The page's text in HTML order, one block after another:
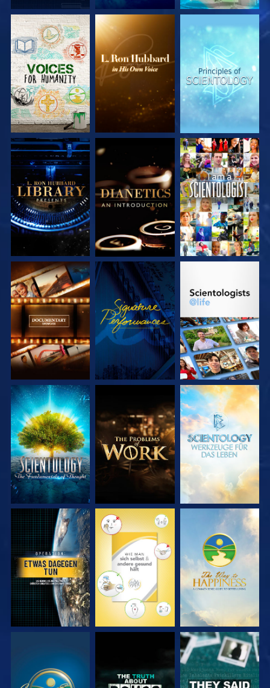
SERIE
ENTDECKEN
SERIE
ENTDECKEN
SERIE
ENTDECKEN
SERIE
ENTDECKEN
ENTDECKEN
ANSEHEN
SERIE
ENTDECKEN
ANSEHEN
SERIE
SERIE
ENTDECKEN
SERIE
ENTDECKEN
SERIE
ENTDECKEN
ANSEHEN ANSEHEN ANSEHEN
ANSEHEN ANSEHEN ANSEHEN